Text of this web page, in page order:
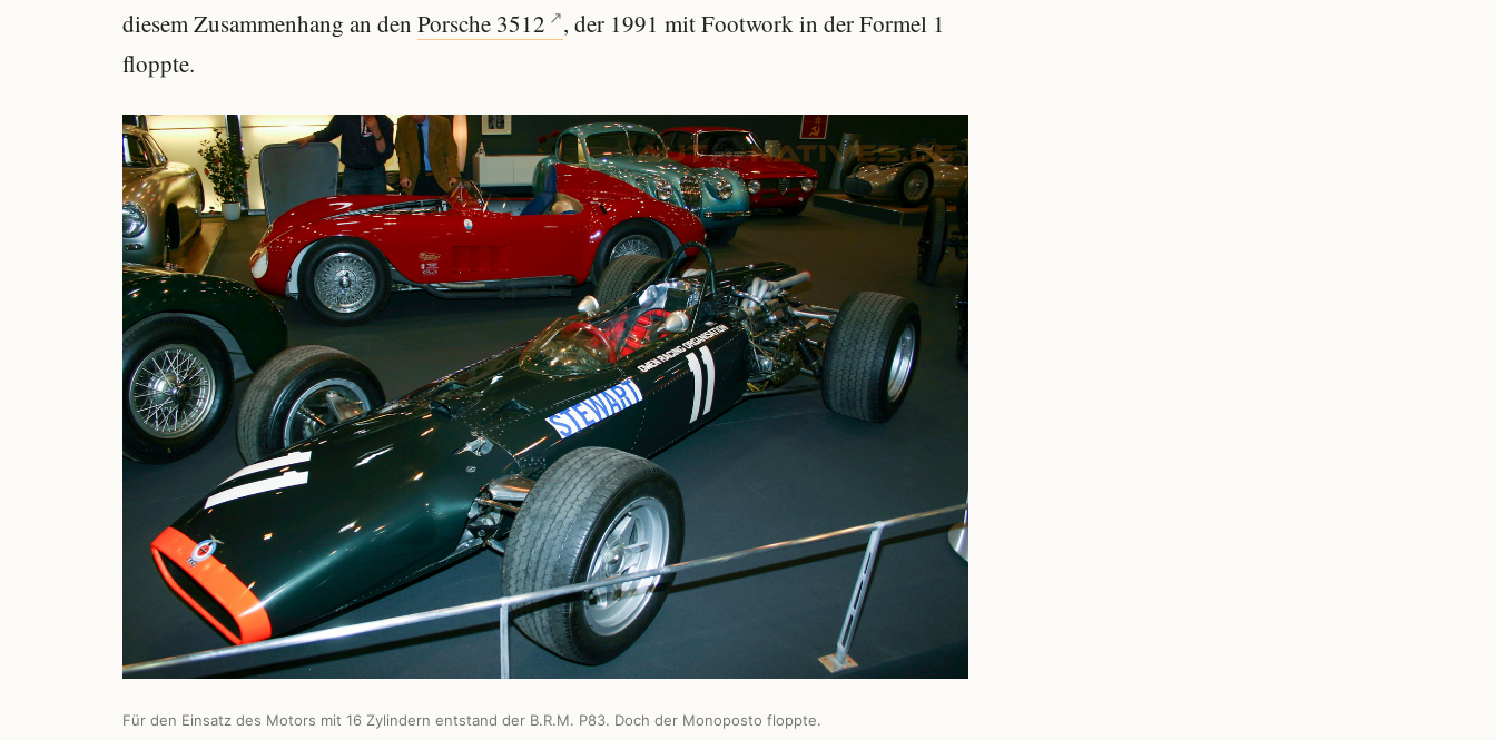
diesem Zusammenhang an den Porsche 3512
, der 1991 mit Footwork in der Formel 1
floppte.
Für den Einsatz des Motors mit 16 Zylindern entstand der B.R.M. P83. Doch der Monoposto floppte.